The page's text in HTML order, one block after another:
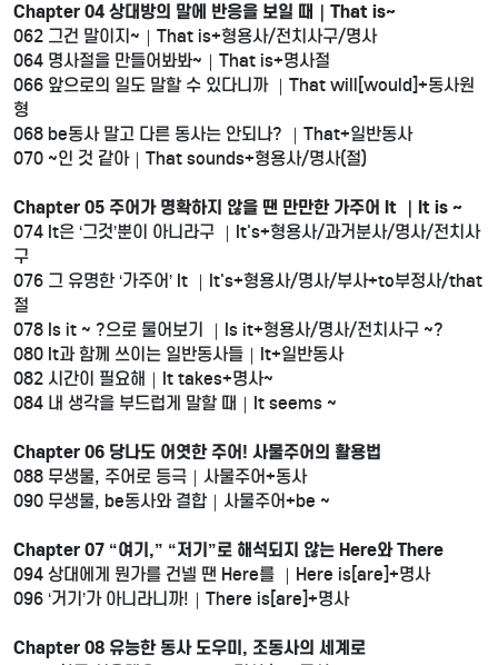
Chapter 04 상대방의 말에 반응을 보일 때｜That is~
062 그건 말이지~｜That is+형용사/전치사구/명사
064 명사절을 만들어봐봐~｜That is+명사절
066 앞으로의 일도 말할 수 있다니까 ｜That will[would]+동사원
형
068 be동사 말고 다른 동사는 안되나? ｜That+일반동사
070 ~인 것 같아｜That sounds+형용사/명사(절)
Chapter 05 주어가 명확하지 않을 땐 만만한 가주어 It ｜It is ~
074 It은 ‘그것’뿐이 아니라구 ｜It's+형용사/과거분사/명사/전치사
구
076 그 유명한 ‘가주어’ It ｜It's+형용사/명사/부사+to부정사/that
절
078 Is it ~ ?으로 물어보기 ｜Is it+형용사/명사/전치사구 ~?
080 It과 함께 쓰이는 일반동사들｜It+일반동사
082 시간이 필요해｜It takes+명사~
084 내 생각을 부드럽게 말할 때｜It seems ~
Chapter 06 당나도 어엿한 주어! 사물주어의 활용법
088 무생물, 주어로 등극｜사물주어+동사
090 무생물, be동사와 결합｜사물주어+be ~
Chapter 07 “여기,” “저기”로 해석되지 않는 Here와 There
094 상대에게 뭔가를 건넬 땐 Here를 ｜Here is[are]+명사
096 ‘거기’가 아니라니까!｜There is[are]+명사
Chapter 08 유능한 동사 도우미, 조동사의 세계로